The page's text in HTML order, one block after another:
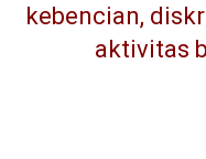
kebencian,
aktivitas